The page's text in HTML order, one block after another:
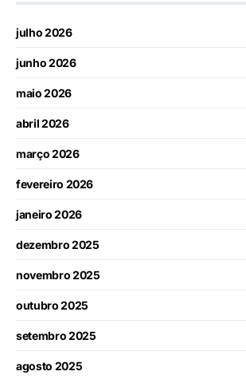
julho 2026
junho 2026
maio 2026
abril 2026
março 2026
fevereiro 2026
janeiro 2026
dezembro 2025
novembro 2025
outubro 2025
setembro 2025
agosto 2025